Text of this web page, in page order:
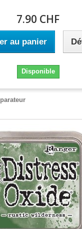
7.90 CHF
au panier
Disponible